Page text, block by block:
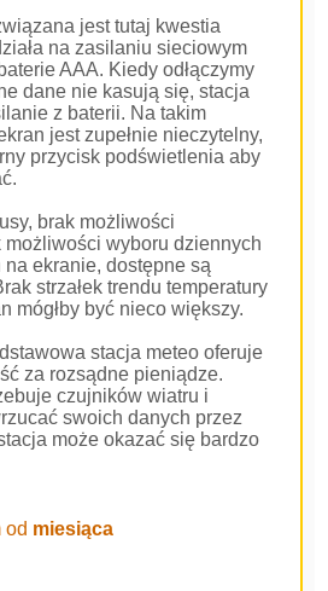
jest tutaj kwestia
na zasilaniu sieciowym
AAA. Kiedy odłączymy
dane nie kasują się, stacja
z baterii. Na takim
jest zupełnie nieczytelny,
przycisk podświetlenia aby
brak możliwości
możliwości wyboru dziennych
ekranie, dostępne są
strzałek trendu temperatury
mógłby być nieco większy.
stacja meteo oferuje
za rozsądne pieniądze.
czujników wiatru i
swoich danych przez
może okazać się bardzo
od miesiąca